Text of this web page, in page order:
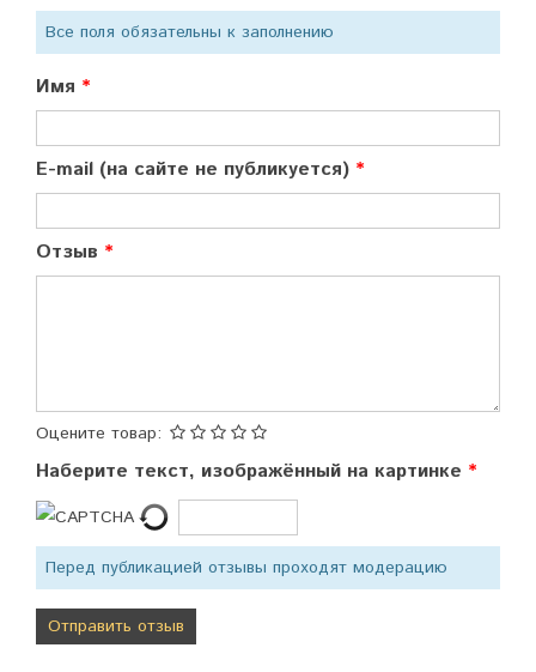
Все поля обязательны к заполнению
Имя
E-mail (на сайте не публикуется)
Отзыв
Оцените товар:
Наберите текст, изображённый на картинке
Перед публикацией отзывы проходят модерацию